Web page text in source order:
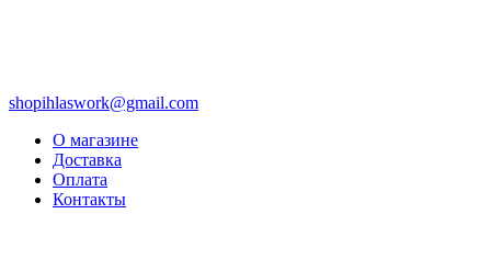
shopihlaswork@gmail.com
О магазине
Доставка
Оплата
Контакты